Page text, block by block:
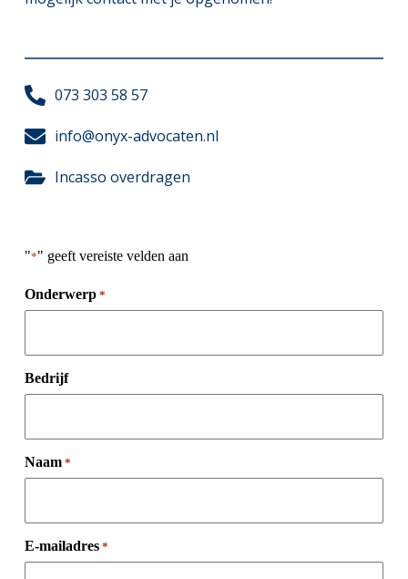
073 303 58 57
info@onyx-advocaten.nl
Incasso overdragen
"*" geeft vereiste velden aan
Onderwerp *
Bedrijf
Naam *
E-mailadres *